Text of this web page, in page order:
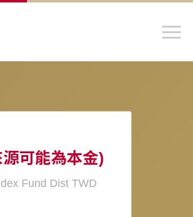
可能為本金)
Fund Dist TWD